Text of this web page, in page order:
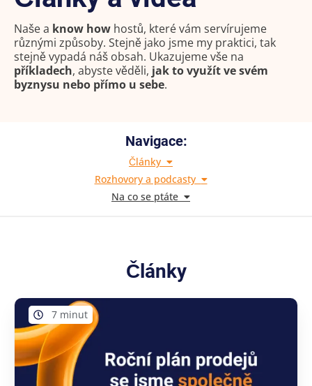
Naše a know how hostů, které vám servírujeme
různými způsoby. Stejně jako jsme my praktici, tak
stejně vypadá náš obsah. Ukazujeme vše na
příkladech, abyste věděli, jak to využít ve svém
byznysu nebo přímo u sebe.
Navigace:
Články
Rozhovory a podcasty
Na co se ptáte
Články
7 minut